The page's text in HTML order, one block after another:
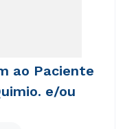
ao Paciente
e/ou